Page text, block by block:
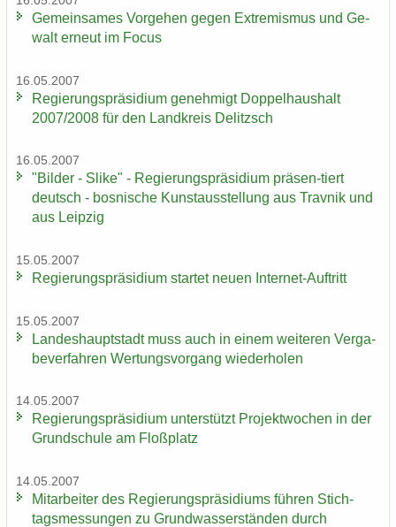
Ge­mein­sa­mes Vor­ge­hen gegen Ex­tre­mis­mus und Ge­
walt er­neut im Focus
16.05.2007
Re­gie­rungs­prä­si­di­um ge­neh­migt Dop­pel­haus­halt
2007/2008 für den Land­kreis De­litzsch
16.05.2007
"Bil­der - Slike" - Re­gie­rungs­prä­si­di­um präsen-​tiert
deutsch - bos­ni­sche Kunst­aus­stel­lung aus Trav­nik und
aus Leip­zig
15.05.2007
Re­gie­rungs­prä­si­di­um star­tet neuen Internet-​Auftritt
15.05.2007
Lan­des­haupt­stadt muss auch in einem wei­te­ren Ver­ga­
be­ver­fah­ren Wer­tungs­vor­gang wie­der­ho­len
14.05.2007
Re­gie­rungs­prä­si­di­um un­ter­stützt Pro­jekt­wo­chen in der
Grund­schu­le am Floß­platz
14.05.2007
Mit­ar­bei­ter des Re­gie­rungs­prä­si­di­ums füh­ren Stich­
tags­mes­sun­gen zu Grund­was­ser­stän­den durch